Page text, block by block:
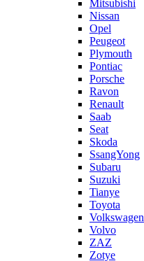
Mitsubishi
Nissan
Opel
Peugeot
Plymouth
Pontiac
Porsche
Ravon
Renault
Saab
Seat
Skoda
SsangYong
Subaru
Suzuki
Tianye
Toyota
Volkswagen
Volvo
ZAZ
Zotye